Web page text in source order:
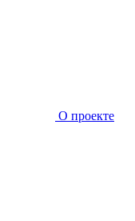
О проекте